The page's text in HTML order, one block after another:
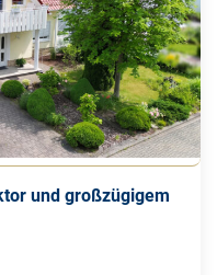
und großzügigem